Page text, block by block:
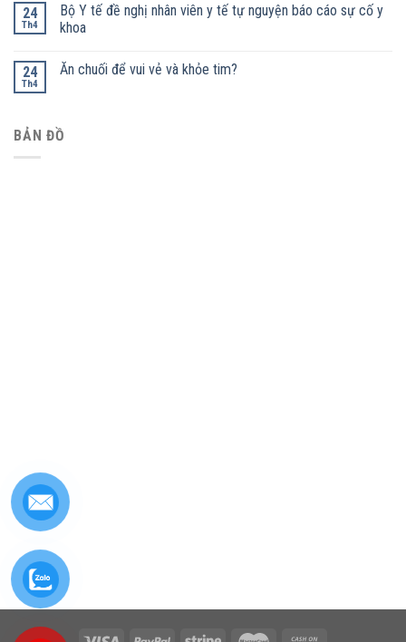
24
Th4
Bộ Y tế đề nghị nhân viên y tế tự nguyện báo cáo sự cố y
khoa
24
Th4
Ăn chuối để vui vẻ và khỏe tim?
BẢN ĐỒ